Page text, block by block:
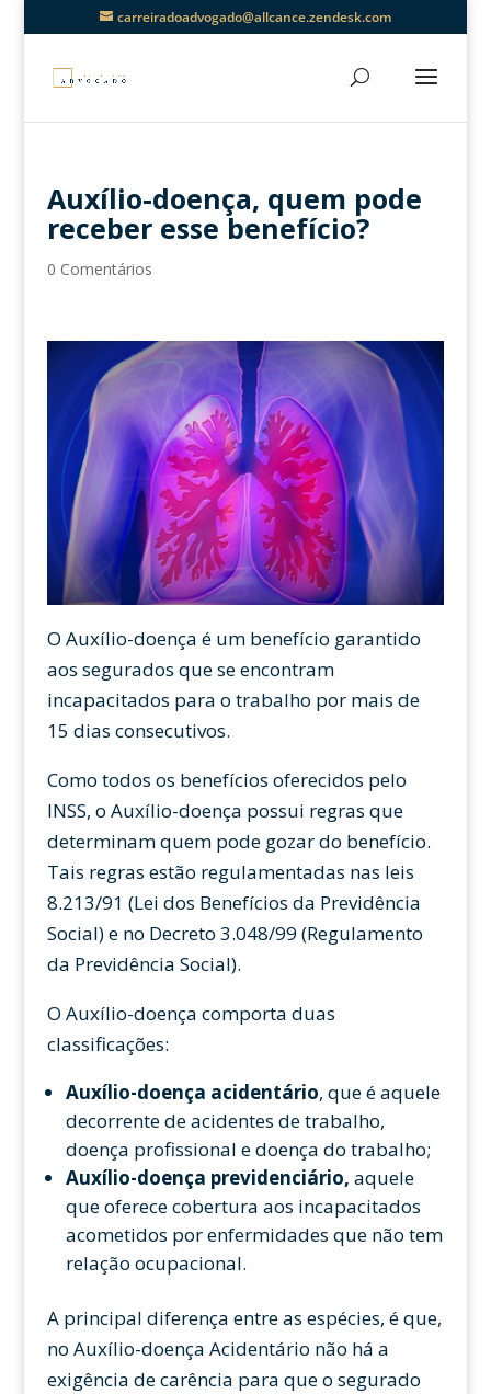
carreiradoadvogado@allcance.zendesk.com
Auxílio-doença, quem pode
receber esse benefício?
0 Comentários
O Auxílio-doença é um benefício garantido
aos segurados que se encontram
incapacitados para o trabalho por mais de
15 dias consecutivos.
Como todos os benefícios oferecidos pelo
INSS, o Auxílio-doença possui regras que
determinam quem pode gozar do benefício.
Tais regras estão regulamentadas nas leis
8.213/91 (Lei dos Benefícios da Previdência
Social) e no Decreto 3.048/99 (Regulamento
da Previdência Social).
O Auxílio-doença comporta duas
classificações:
Auxílio-doença acidentário, que é aquele
decorrente de acidentes de trabalho,
doença profissional e doença do trabalho;
Auxílio-doença previdenciário, aquele
que oferece cobertura aos incapacitados
acometidos por enfermidades que não tem
relação ocupacional.
A principal diferença entre as espécies, é que,
no Auxílio-doença Acidentário não há a
exigência de carência para que o segurado